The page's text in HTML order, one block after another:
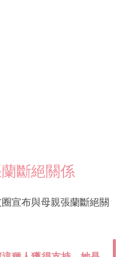
斷絕關係
宣布與母親張蘭斷絕關